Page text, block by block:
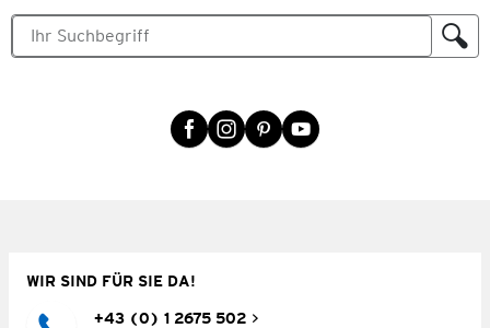
WIR SIND FÜR SIE DA!
+43 (0) 1 2675 502